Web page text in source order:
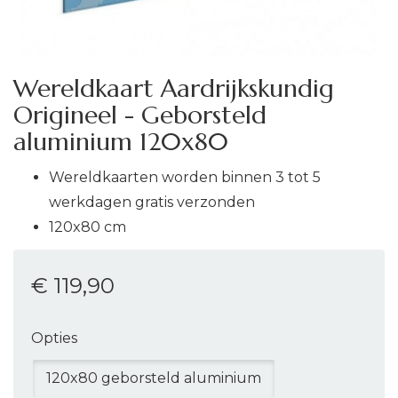
Wereldkaart Aardrijkskundig
Origineel - Geborsteld
aluminium 120x80
Wereldkaarten worden binnen 3 tot 5
werkdagen gratis verzonden
120x80 cm
€ 119,90
Opties
120x80 geborsteld aluminium